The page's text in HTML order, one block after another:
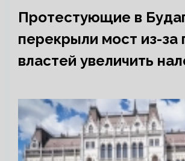
Протестующие в
перекрыли мост из-за
властей увеличить